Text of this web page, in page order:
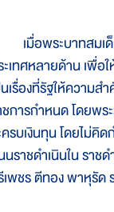
เมื่อพระบาทสมเด็จ
ะเทศหลายด้าน เพื่อ
นเรื่องที่รัฐให้ความ
การกำหนด โดยพร
รบเงินทุน โดยไม่คิ
ราชดำเนินใน ราช
เพชร ตีทอง พาหุรัด